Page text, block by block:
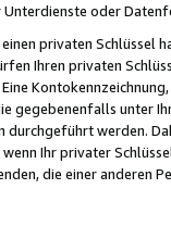
oder
privaten
Ihren privaten
gegebenenfalls unter
werden.
Ihr privater
die einer anderen